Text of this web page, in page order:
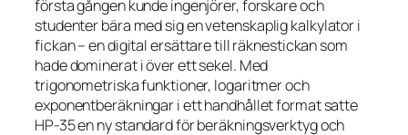
första gången kunde ingenjörer, forskare och
studenter bära med sig envetenskapligkalkylator i
fickan – en digital ersättare till räknestickan som
hade dominerat i över ett sekel. Med
trigonometriska funktioner, logaritmer och
exponentberäkningar i ett handhållet format satte
HP-35 en ny standard för beräkningsverktyg och